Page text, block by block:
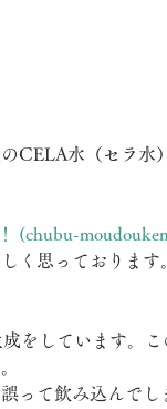
CELA水（セラ水
(chubu-
く思っております
をしています。こ
って飲み込んでし